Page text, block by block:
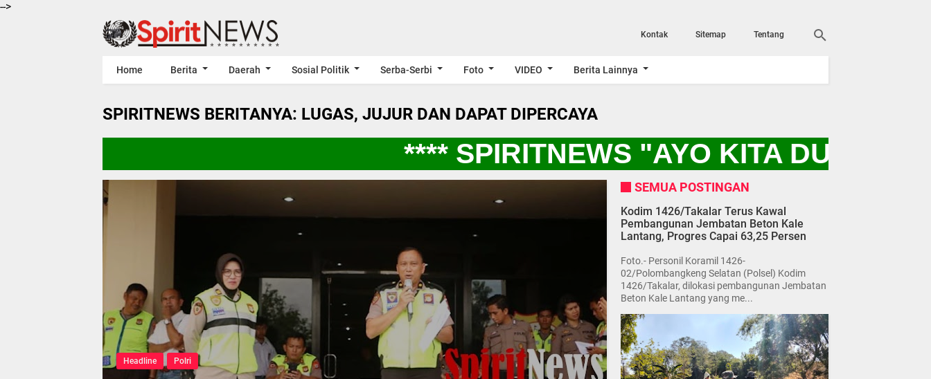
-->
Kontak Sitemap Tentang
Home Berita Daerah Sosial Politik Serba-Serbi Foto VIDEO Berita Lainnya
SPIRITNEWS BERITANYA: LUGAS, JUJUR DAN DAPAT DIPERCAYA
**** SPIRITNEWS "AYO KITA DUKUNG
Headline Polri
SEMUA POSTINGAN
Kodim 1426/Takalar Terus Kawal
Pembangunan Jembatan Beton Kale
Lantang, Progres Capai 63,25 Persen
Foto.- Personil Koramil 1426-
02/Polombangkeng Selatan (Polsel) Kodim
1426/Takalar, dilokasi pembangunan Jembatan
Beton Kale Lantang yang me...